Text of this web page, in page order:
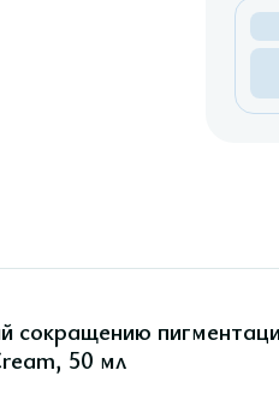
сокращению
50 мл